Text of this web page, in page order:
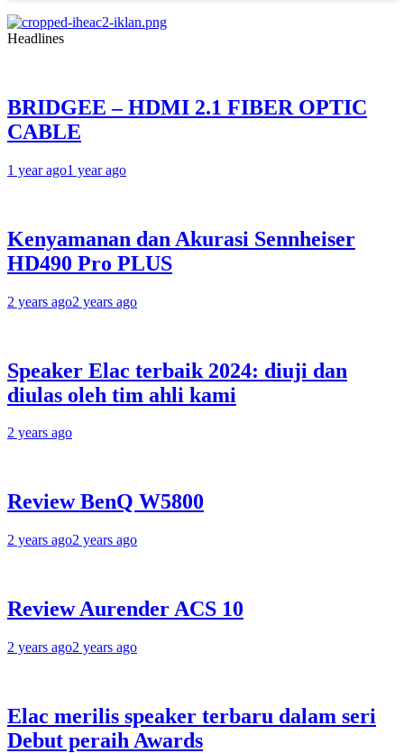
Headlines
BRIDGEE – HDMI 2.1 FIBER OPTIC
CABLE
1 year ago1 year ago
Kenyamanan dan Akurasi Sennheiser
HD490 Pro PLUS
2 years ago2 years ago
Speaker Elac terbaik 2024: diuji dan
diulas oleh tim ahli kami
2 years ago
Review BenQ W5800
2 years ago2 years ago
Review Aurender ACS 10
2 years ago2 years ago
Elac merilis speaker terbaru dalam seri
Debut peraih Awards